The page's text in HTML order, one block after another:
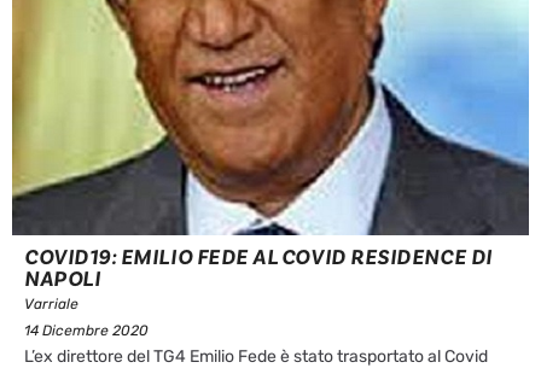
COVID19: EMILIO FEDE AL COVID RESIDENCE DI
NAPOLI
Varriale
14 Dicembre 2020
L’ex direttore del TG4 Emilio Fede è stato trasportato al Covid